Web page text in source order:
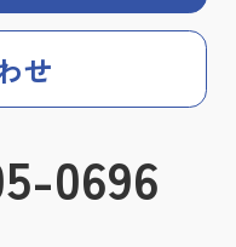
せ
0696